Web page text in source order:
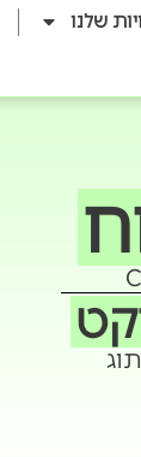
שלנו